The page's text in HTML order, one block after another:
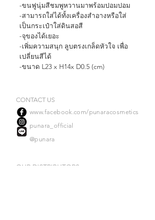
-ขนฟูนุ่มสีชมพูหวานมาพร้อมปอมปอม
-สามารถใส่ได้ทั้งเครื่องสำอางหรือใส่
เป็นกระเป๋าใส่ดินสอสี
-จุของได้เยอะ
-เพิ่มความสนุก ลูบตรงเกล็ดหัวใจ เพื่อ
เปลี่ยนสีได้
-ขนาด L23 x H14x D0.5 (cm)
CONTACT US
www.facebook.com/punaracosmetics
punara_official
@punara
OUR DISTRIBUTORS